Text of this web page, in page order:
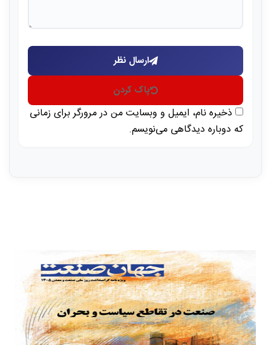
ارسال نظر
پاک کردن
ذخیره نام، ایمیل و وبسایت من در مرورگر برای زمانی
که دوباره دیدگاهی می‌نویسم.